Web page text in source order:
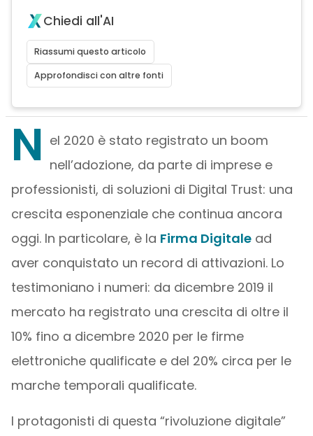
Chiedi all'AI
Riassumi questo articolo
Approfondisci con altre fonti
N el 2020 è stato registrato un boom
nell’adozione, da parte di imprese e
professionisti, di soluzioni di Digital Trust: una
crescita esponenziale che continua ancora
oggi. In particolare, è la Firma Digitalead
aver conquistato un record di attivazioni. Lo
testimoniano i numeri: da dicembre 2019 il
mercato ha registrato una crescita di oltre il
10% fino a dicembre 2020 per le firme
elettroniche qualificate e del 20% circa per le
marche temporali qualificate.
I protagonisti di questa “rivoluzione digitale”